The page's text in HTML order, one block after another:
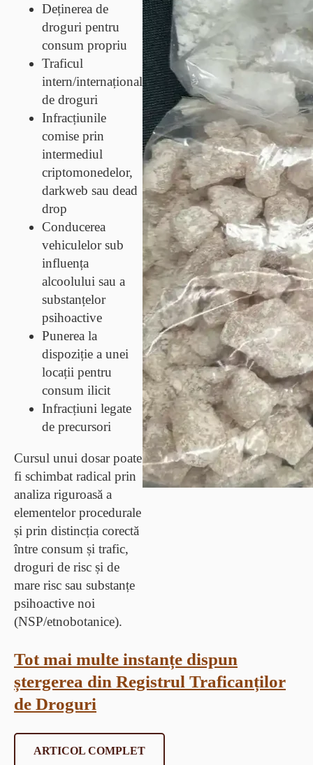
Deținerea de
droguri pentru
consum propriu
Traficul
intern/internațional
de droguri
Infracțiunile
comise prin
intermediul
criptomonedelor,
darkweb sau dead
drop
Conducerea
vehiculelor sub
influența
alcoolului sau a
substanțelor
psihoactive
Punerea la
dispoziție a unei
locații pentru
consum ilicit
Infracțiuni legate
de precursori
Cursul unui dosar poate
fi schimbat radical prin
analiza riguroasă a
elementelor procedurale
și prin distincția corectă
între consum și trafic,
droguri de risc și de
mare risc sau substanțe
psihoactive noi
(NSP/etnobotanice).
Tot mai multe instanțe dispun
ștergerea din Registrul Traficanților
de Droguri
ARTICOL COMPLET